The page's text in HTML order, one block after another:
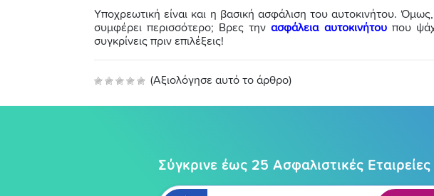
Υποχρεωτική είναι και η βασική ασφάλιση του αυτοκινήτου.
συμφέρει περισσότερο; Βρες τηνασφάλεια αυτοκινήτουπου
συγκρίνεις πριν επιλέξεις!
(Αξιολόγησε αυτό το άρθρο)
Σύγκρινε έως 25 Ασφαλιστικές Εταιρείες